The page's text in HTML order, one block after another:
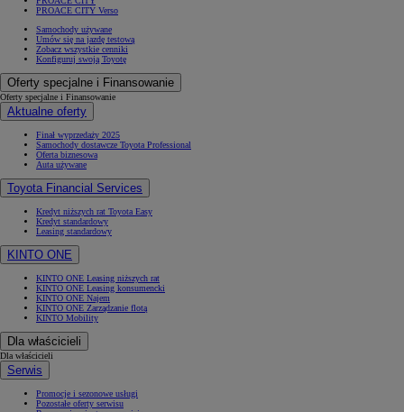
PROACE CITY Verso
Samochody używane
Umów się na jazdę testową
Zobacz wszystkie cenniki
Konfiguruj swoją Toyotę
Oferty specjalne i Finansowanie
Oferty specjalne i Finansowanie
Aktualne oferty
Finał wyprzedaży 2025
Samochody dostawcze Toyota Professional
Oferta biznesowa
Auta używane
Toyota Financial Services
Kredyt niższych rat Toyota Easy
Kredyt standardowy
Leasing standardowy
KINTO ONE
KINTO ONE Leasing niższych rat
KINTO ONE Leasing konsumencki
KINTO ONE Najem
KINTO ONE Zarządzanie flotą
KINTO Mobility
Dla właścicieli
Dla właścicieli
Serwis
Promocje i sezonowe usługi
Pozostałe oferty serwisu